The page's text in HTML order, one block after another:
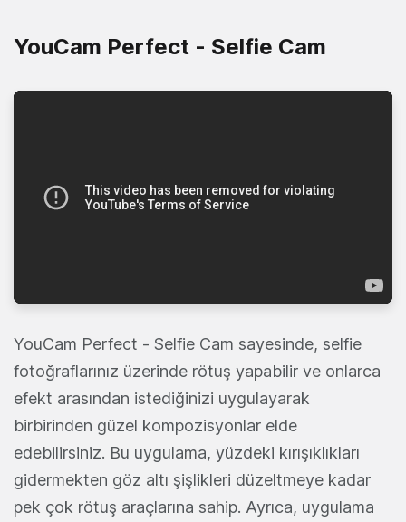
YouCam Perfect - Selfie Cam
YouCam Perfect - Selfie Cam sayesinde, selfie
fotoğraflarınız üzerinde rötuş yapabilir ve onlarca
efekt arasından istediğinizi uygulayarak
birbirinden güzel kompozisyonlar elde
edebilirsiniz. Bu uygulama, yüzdeki kırışıklıkları
gidermekten göz altı şişlikleri düzeltmeye kadar
pek çok rötuş araçlarına sahip. Ayrıca, uygulama